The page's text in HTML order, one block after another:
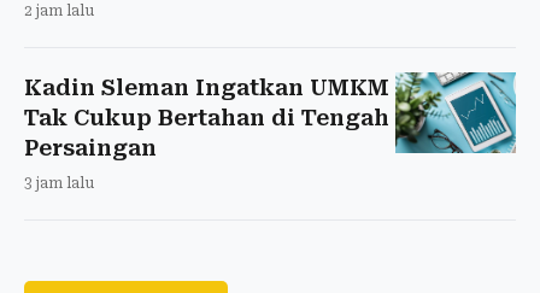
2 jam lalu
Kadin Sleman Ingatkan UMKM
Tak Cukup Bertahan di Tengah
Persaingan
3 jam lalu